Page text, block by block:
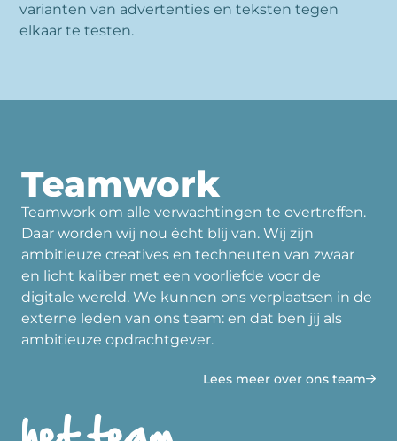
varianten van advertenties en teksten tegen
elkaar te testen.
Teamwork
Teamwork om alle verwachtingen te overtreffen.
Daar worden wij nou écht blij van. Wij zijn
ambitieuze creatives en techneuten van zwaar
en licht kaliber met een voorliefde voor de
digitale wereld. We kunnen ons verplaatsen in de
externe leden van ons team: en dat ben jij als
ambitieuze opdrachtgever.
Lees meer over ons team